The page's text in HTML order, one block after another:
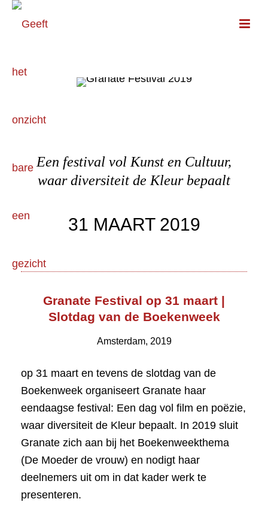
Een festival vol Kunst en Cultuur,
waar diversiteit de Kleur bepaalt
31 MAART 2019
Granate Festival op 31 maart |
Slotdag van de Boekenweek
Amsterdam, 2019
op 31 maart en tevens de slotdag van de
Boekenweek organiseert Granate haar
eendaagse festival: Een dag vol film en poëzie,
waar diversiteit de Kleur bepaalt. In 2019 sluit
Granate zich aan bij het Boekenweekthema
(De Moeder de vrouw) en nodigt haar
deelnemers uit om in dat kader werk te
presenteren.